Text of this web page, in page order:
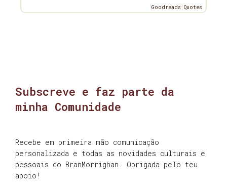
Goodreads Quotes
Subscreve e faz parte da
minha Comunidade
Recebe em primeira mão comunicação
personalizada e todas as novidades culturais e
pessoais do BranMorrighan. Obrigada pelo teu
apoio!